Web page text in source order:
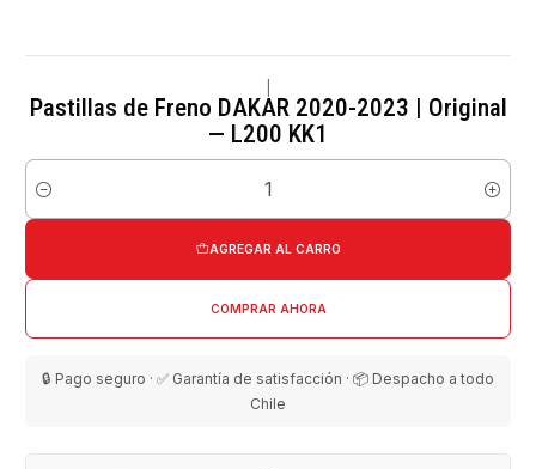
Pastillas de Freno DAKAR 2020-2023 | Original
— L200 KK1
Cantidad
AGREGAR AL CARRO
COMPRAR AHORA
🔒 Pago seguro · ✅ Garantía de satisfacción · 📦 Despacho a todo
Chile